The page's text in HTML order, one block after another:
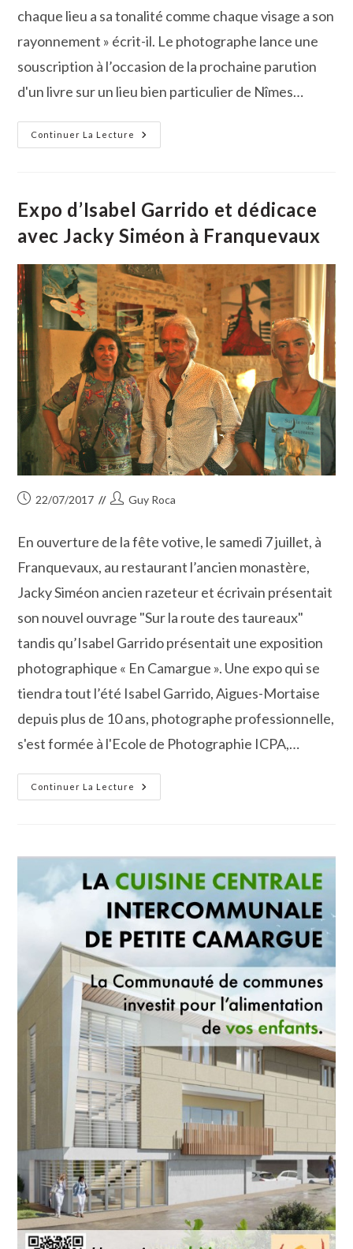
chaque lieu a sa tonalité comme chaque visage a son
rayonnement » écrit-il. Le photographe lance une
souscription à l’occasion de la prochaine parution
d'un livre sur un lieu bien particulier de Nîmes…
Continuer La Lecture
Didier
Leclerc
L’occasion
De
Parution
De
Prochain
Livre
Expo d’Isabel Garrido et dédicace
avec Jacky Siméon à Franquevaux
Publication
22/07/2017
Auteur/autrice
publication :
Guy Roca
En ouverture de la fête votive, le samedi 7 juillet, à
Franquevaux, au restaurant l’ancien monastère,
Jacky Siméon ancien razeteur et écrivain présentait
son nouvel ouvrage "Sur la route des taureaux"
tandis qu’Isabel Garrido présentait une exposition
photographique « En Camargue ». Une expo qui se
tiendra tout l’été Isabel Garrido, Aigues-Mortaise
depuis plus de 10 ans, photographe professionnelle,
s'est formée à l'Ecole de Photographie ICPA,…
Continuer La Lecture
Expo
D’Isabel
À
Franquevaux